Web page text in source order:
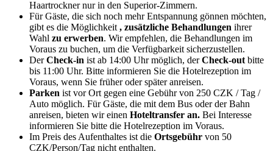
Haartrockner nur in den Superior-Zimmern.
Für Gäste, die sich noch mehr Entspannung gönnen möchten,
gibt es die Möglichkeit , zusätzliche Behandlungen ihrer
Wahl zu erwerben. Wir empfehlen, die Behandlungen im
Voraus zu buchen, um die Verfügbarkeit sicherzustellen.
DerCheck-in ist ab 14:00 Uhr möglich, derCheck-out bitte
bis 11:00 Uhr. Bitte informieren Sie die Hotelrezeption im
Voraus, wenn Sie früher oder später anreisen.
Parken ist vor Ort gegen eine Gebühr von 250 CZK / Tag /
Auto möglich. Für Gäste, die mit dem Bus oder der Bahn
anreisen, bieten wir einen Hoteltransfer an. Bei Interesse
informieren Sie bitte die Hotelrezeption im Voraus.
Im Preis des Aufenthaltes ist die Ortsgebühr von 50
CZK/Person/Tag nicht enthalten.